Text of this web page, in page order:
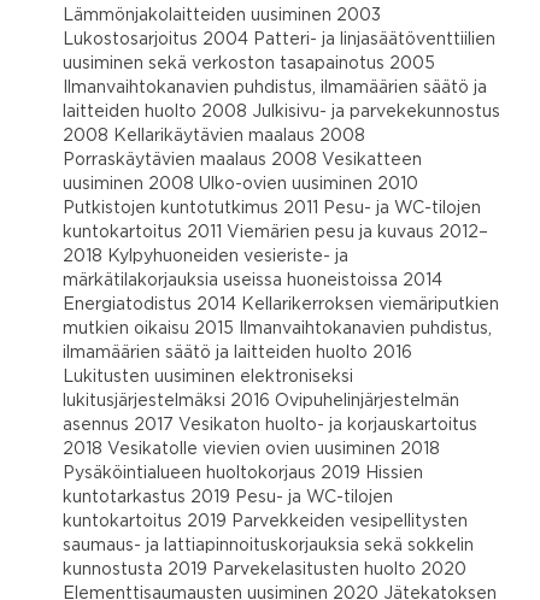
Lämmönjakolaitteiden uusiminen 2003
Lukostosarjoitus 2004 Patteri- ja linjasäätöventtiilien
uusiminen sekä verkoston tasapainotus 2005
Ilmanvaihtokanavien puhdistus, ilmamäärien säätö ja
laitteiden huolto 2008 Julkisivu- ja parvekekunnostus
2008 Kellarikäytävien maalaus 2008
Porraskäytävien maalaus 2008 Vesikatteen
uusiminen 2008 Ulko-ovien uusiminen 2010
Putkistojen kuntotutkimus 2011 Pesu- ja WC-tilojen
kuntokartoitus 2011 Viemärien pesu ja kuvaus 2012–
2018 Kylpyhuoneiden vesieriste- ja
märkätilakorjauksia useissa huoneistoissa 2014
Energiatodistus 2014 Kellarikerroksen viemäriputkien
mutkien oikaisu 2015 Ilmanvaihtokanavien puhdistus,
ilmamäärien säätö ja laitteiden huolto 2016
Lukitusten uusiminen elektroniseksi
lukitusjärjestelmäksi 2016 Ovipuhelinjärjestelmän
asennus 2017 Vesikaton huolto- ja korjauskartoitus
2018 Vesikatolle vievien ovien uusiminen 2018
Pysäköintialueen huoltokorjaus 2019 Hissien
kuntotarkastus 2019 Pesu- ja WC-tilojen
kuntokartoitus 2019 Parvekkeiden vesipellitysten
saumaus- ja lattiapinnoituskorjauksia sekä sokkelin
kunnostusta 2019 Parvekelasitusten huolto 2020
Elementtisaumausten uusiminen 2020 Jätekatoksen